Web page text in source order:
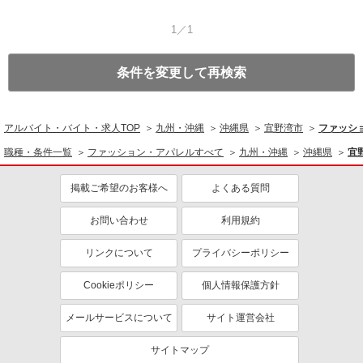
1／1
条件を変更して再検索
アルバイト・バイト・求人TOP 九州・沖縄 沖縄県 宜野湾市 ファッシ
職種・条件一覧 ファッション・アパレルすべて 九州・沖縄 沖縄県 宜
掲載ご希望のお客様へ よくある質問
お問い合わせ 利用規約
リンクについて プライバシーポリシー
Cookieポリシー 個人情報保護方針
メールサービスについて サイト運営会社
サイトマップ